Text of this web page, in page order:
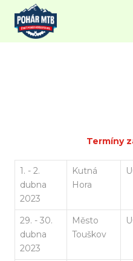
Termíny
1. - 2.
dubna
2023
Kutná
Hora
29. - 30.
dubna
2023
Město
Touškov